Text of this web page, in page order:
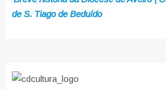
de S. Tiago de Beduído